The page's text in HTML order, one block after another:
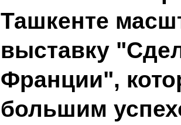
Ташкенте
выставку
Франции",
большим